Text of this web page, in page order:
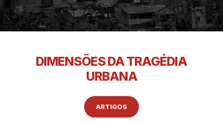
DIMENSÕES DA TRAGÉDIA
URBANA
ARTIGOS